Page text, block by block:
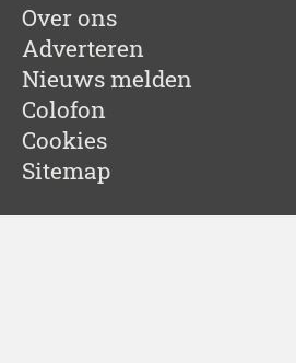
Over ons
Adverteren
Nieuws melden
Colofon
Cookies
Sitemap